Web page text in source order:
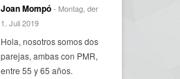
Joan Mompó- Montag, der
1. Juli 2019
Hola, nosotros somos dos
parejas, ambas con PMR,
entre 55 y 65 años.